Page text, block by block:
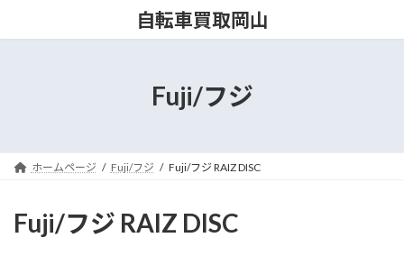
ッ
移
自転車買取岡山
Fuji/フジ
ホームページ Fuji/フジ Fuji/フジ RAIZ DISC
Fuji/フジ RAIZ DISC